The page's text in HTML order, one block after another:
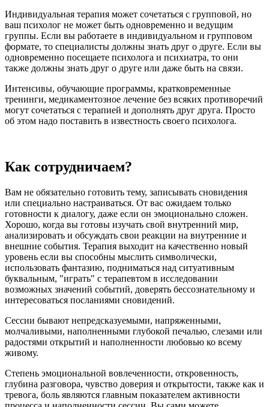
Индивидуальная терапия может сочетаться с групповой, но
ваш психолог не может быть одновременно и ведущим
группы. Если вы работаете в индивидуальном и групповом
формате, то специалисты должны знать друг о друге. Если вы
одновременно посещаете психолога и психиатра, то они
также должны знать друг о друге или даже быть на связи.
Интенсивы, обучающие программы, кратковременные
тренинги, медикаментозное лечение без всяких противоречий
могут сочетаться с терапией и дополнять друг друга. Просто
об этом надо поставить в известность своего психолога.
Как сотрудничаем?
Вам не обязательно готовить тему, записывать сновидения
или специально настраиваться. От вас ожидаем только
готовности к диалогу, даже если он эмоционально сложен.
Хорошо, когда вы готовы изучать свой внутренний мир,
анализировать и обсуждать свои реакции на внутренние и
внешние события. Терапия выходит на качественно новый
уровень если вы способны мыслить символически,
использовать фантазию, подниматься над ситуативным
буквальным, "играть" с терапевтом в исследовании
возможных значений событий, доверять бессознательному и
интересоваться посланиями сновидений.
Сессии бывают непредсказуемыми, напряженными,
молчаливыми, наполненными глубокой печалью, слезами или
радостями открытий и наполненности любовью ко всему
живому.
Степень эмоциональной вовлеченности, откровенность,
глубина разговора, чувство доверия и открытости, также как и
тревога, боль являются главным показателем активности